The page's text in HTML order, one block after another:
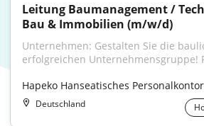
Leitung Baumanagement /
Bau & Immobilien (m/w/d)
Unternehmen: Gestalten Sie die
erfolgreichen Unternehmensgruppe!
Hapeko Hanseatisches
Deutschland